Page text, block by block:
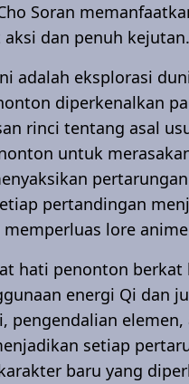
Soran
dan penuh kejutan.
adalah eksplorasi
diperkenalkan
rinci tentang asal
untuk
pertandingan
lore
hati penonton
energi Qi dan
pengendalian
setiap
baru yang